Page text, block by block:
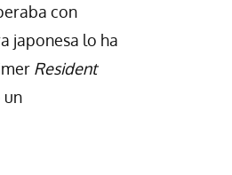
con
japonesa lo ha
Resident
un